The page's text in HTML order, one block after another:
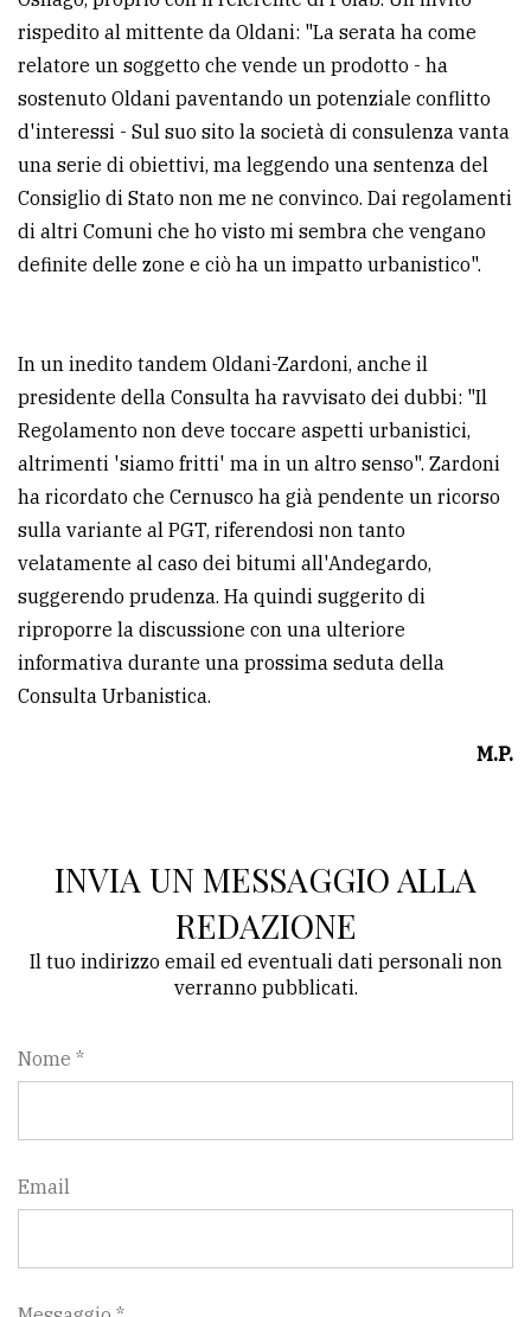
rispedito al mittente da Oldani: "La serata ha come
relatore un soggetto che vende un prodotto - ha
sostenuto Oldani paventando un potenziale conflitto
d'interessi - Sul suo sito la società di consulenza vanta
una serie di obiettivi, ma leggendo una sentenza del
Consiglio di Stato non me ne convinco. Dai regolamenti
di altri Comuni che ho visto mi sembra che vengano
definite delle zone e ciò ha un impatto urbanistico".
In un inedito tandem Oldani-Zardoni, anche il
presidente della Consulta ha ravvisato dei dubbi: "Il
Regolamento non deve toccare aspetti urbanistici,
altrimenti 'siamo fritti' ma in un altro senso". Zardoni
ha ricordato che Cernusco ha già pendente un ricorso
sulla variante al PGT, riferendosi non tanto
velatamente al caso dei bitumi all'Andegardo,
suggerendo prudenza. Ha quindi suggerito di
riproporre la discussione con una ulteriore
informativa durante una prossima seduta della
Consulta Urbanistica.
M.P.
INVIA UN MESSAGGIO ALLA
REDAZIONE
Il tuo indirizzo email ed eventuali dati personali non
verranno pubblicati.
Nome *
Email